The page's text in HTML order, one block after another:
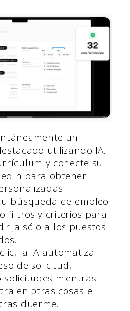
un
utilizando IA.
y conecte su
para obtener
búsqueda de empleo
filtros y criterios para
sólo a los puestos
la IA automatiza
de solicitud,
solicitudes mientras
en otras cosas e
duerme.